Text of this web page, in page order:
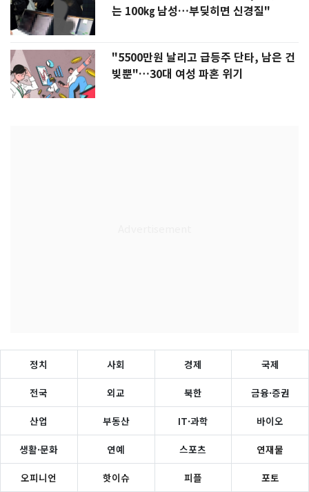
는 100㎏ 남성…부딪히면 신경질"
"5500만원 날리고 급등주 단타, 남은 건
빚뿐"…30대 여성 파혼 위기
정치 사회 경제 국제
전국 외교 북한 금융·증권
산업 부동산 IT·과학 바이오
생활·문화 연예 스포츠 연재물
오피니언 핫이슈 피플 포토